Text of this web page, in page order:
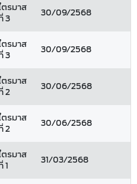
ตรมาส
3
30/09/2568
ตรมาส
3
30/09/2568
ตรมาส
2
30/06/2568
ตรมาส
2
30/06/2568
ตรมาส
1
31/03/2568